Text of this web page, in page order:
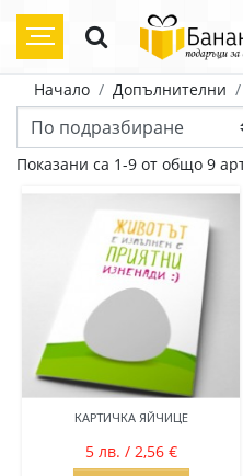
Начало Допълнителни
Показани са 1-9 от общо 9
КАРТИЧКА ЯЙЧИЦЕ
5 лв. / 2,56 €